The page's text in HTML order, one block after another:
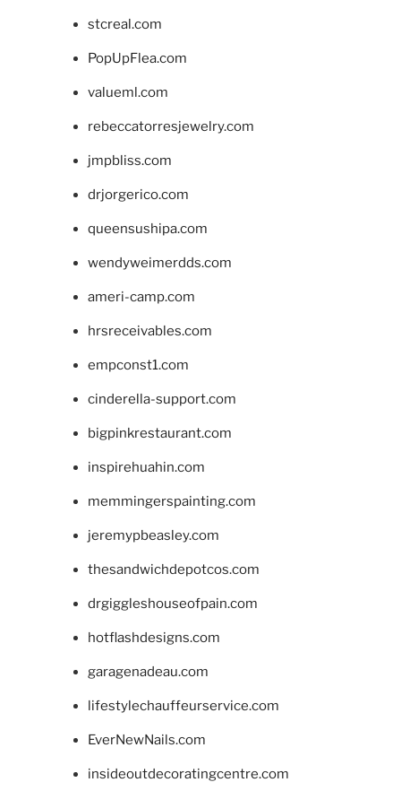
stcreal.com
PopUpFlea.com
valueml.com
rebeccatorresjewelry.com
jmpbliss.com
drjorgerico.com
queensushipa.com
wendyweimerdds.com
ameri-camp.com
hrsreceivables.com
empconst1.com
cinderella-support.com
bigpinkrestaurant.com
inspirehuahin.com
memmingerspainting.com
jeremypbeasley.com
thesandwichdepotcos.com
drgiggleshouseofpain.com
hotflashdesigns.com
garagenadeau.com
lifestylechauffeurservice.com
EverNewNails.com
insideoutdecoratingcentre.com